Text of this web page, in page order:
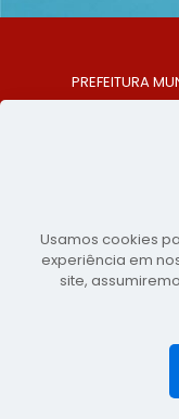
PREFEITURA
Centro, São
E-MAIL:
Copyright 2021-
Página
Usamos cookies
experiência em
site,